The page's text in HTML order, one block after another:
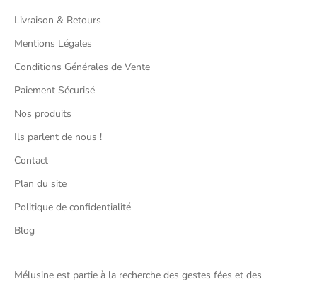
Livraison & Retours
Mentions Légales
Conditions Générales de Vente
Paiement Sécurisé
Nos produits
Ils parlent de nous !
Contact
Plan du site
Politique de confidentialité
Blog
Mélusine est partie à la recherche des gestes fées et des